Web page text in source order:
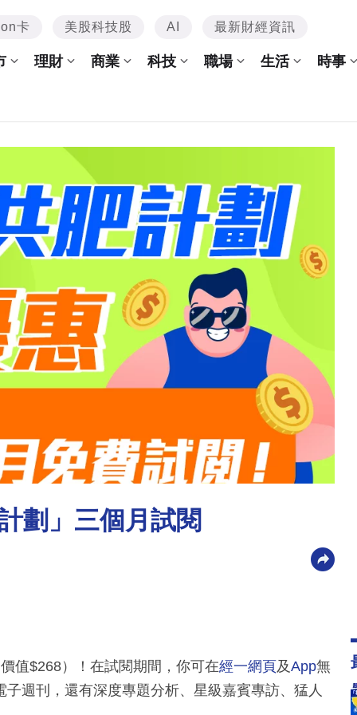
卡 美股科技股 AI 最新財經資訊
理財 商業 科技 職場 生活 時事
劃」三個月試閱
值$268）！在試閱期間，你可在經一網頁及App無
週刊，還有深度專題分析、星級嘉賓專訪、猛人